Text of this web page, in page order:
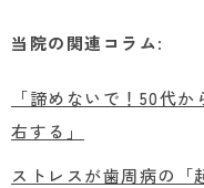
当院の関連コラム:
「諦めないで！50代
右する」
ストレスが歯周病の「